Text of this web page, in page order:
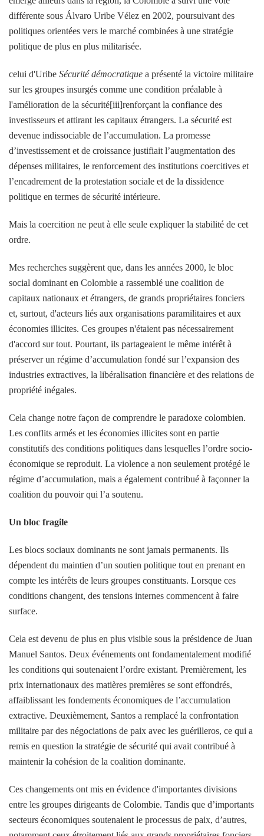
différente sous Álvaro Uribe Vélez en 2002, poursuivant des
politiques orientées vers le marché combinées à une stratégie
politique de plus en plus militarisée.
celui d'Uribe Sécurité démocratique a présenté la victoire militaire
sur les groupes insurgés comme une condition préalable à
l'amélioration de la sécurité[iii]renforçant la confiance des
investisseurs et attirant les capitaux étrangers. La sécurité est
devenue indissociable de l’accumulation. La promesse
d’investissement et de croissance justifiait l’augmentation des
dépenses militaires, le renforcement des institutions coercitives et
l’encadrement de la protestation sociale et de la dissidence
politique en termes de sécurité intérieure.
Mais la coercition ne peut à elle seule expliquer la stabilité de cet
ordre.
Mes recherches suggèrent que, dans les années 2000, le bloc
social dominant en Colombie a rassemblé une coalition de
capitaux nationaux et étrangers, de grands propriétaires fonciers
et, surtout, d'acteurs liés aux organisations paramilitaires et aux
économies illicites. Ces groupes n'étaient pas nécessairement
d'accord sur tout. Pourtant, ils partageaient le même intérêt à
préserver un régime d’accumulation fondé sur l’expansion des
industries extractives, la libéralisation financière et des relations de
propriété inégales.
Cela change notre façon de comprendre le paradoxe colombien.
Les conflits armés et les économies illicites sont en partie
constitutifs des conditions politiques dans lesquelles l’ordre socio-
économique se reproduit. La violence a non seulement protégé le
régime d’accumulation, mais a également contribué à façonner la
coalition du pouvoir qui l’a soutenu.
Un bloc fragile
Les blocs sociaux dominants ne sont jamais permanents. Ils
dépendent du maintien d’un soutien politique tout en prenant en
compte les intérêts de leurs groupes constituants. Lorsque ces
conditions changent, des tensions internes commencent à faire
surface.
Cela est devenu de plus en plus visible sous la présidence de Juan
Manuel Santos. Deux événements ont fondamentalement modifié
les conditions qui soutenaient l’ordre existant. Premièrement, les
prix internationaux des matières premières se sont effondrés,
affaiblissant les fondements économiques de l’accumulation
extractive. Deuxièmement, Santos a remplacé la confrontation
militaire par des négociations de paix avec les guérilleros, ce qui a
remis en question la stratégie de sécurité qui avait contribué à
maintenir la cohésion de la coalition dominante.
Ces changements ont mis en évidence d'importantes divisions
entre les groupes dirigeants de Colombie. Tandis que d’importants
secteurs économiques soutenaient le processus de paix, d’autres,